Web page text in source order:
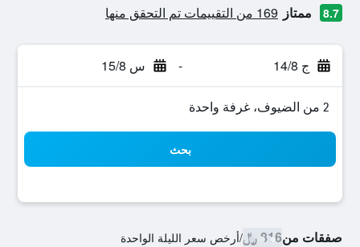
8.7 ممتاز 169 من التقييمات تم التحقق منها
ج 14/8 - س 15/8
2 من الضيوف، غرفة واحدة
بحث
صفقات من816 ﷼ /أرخص سعر الليلة الواحدة